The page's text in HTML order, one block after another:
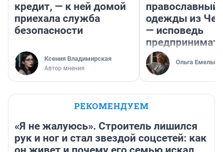
кредит, — к ней домой
приехала служба
безопасности
Ксения Владимирская
Автор мнения
православный
одежды из
— исповедь
Ольга
РЕКОМЕНДУЕМ
«Я не жалуюсь». Строитель лишился
рук и ног и стал звездой соцсетей: как